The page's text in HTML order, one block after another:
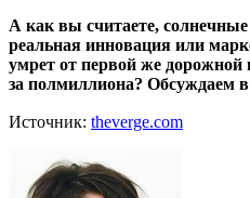
А как вы считаете,
реальная инновация или
умрет от первой же дорожной
за полмиллиона? Обсуждаем
Источник: theverge.com